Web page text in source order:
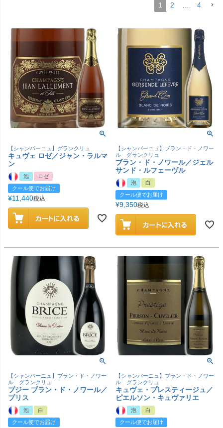
1 2 … 4
【シャンパーニュ】グランクリュ
キュヴェ ロゼ／ジャン・ラルマ
ン
泡
ロゼ
クール便でお届け
¥11,440税込
【シャンパーニュ】ブラン・ド・ノワー
ル グランクリュ
ブラン・ド・ノワール／ジェル
サンド・ルフェーヴル
泡
白
クール便でお届け
¥9,350税込
【シャンパーニュ】ブラン・ド・ノワー
ル グランクリュ
ブジー ブラン・ド・ノワール／
ブリス
泡
白
クール便でお届け
【シャンパーニュ】ブラン・ド・ノワー
ル グランクリュ
キュヴェ・プレスティージュ／
ピエルソン・キュヴァリエ
泡
白
クール便でお届け